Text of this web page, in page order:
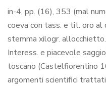
in-4, pp. (16), 353 (mal
coeva con tass. e tit. oro al
stemma xilogr.
Interess. e piacevole
toscano (Castelfiorentino
argomenti scientifici